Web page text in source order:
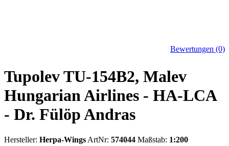
Bewertungen (0)
Tupolev TU-154B2, Malev
Hungarian Airlines - HA-LCA
- Dr. Fülöp Andras
Hersteller: Herpa-Wings ArtNr: 574044 Maßstab: 1:200